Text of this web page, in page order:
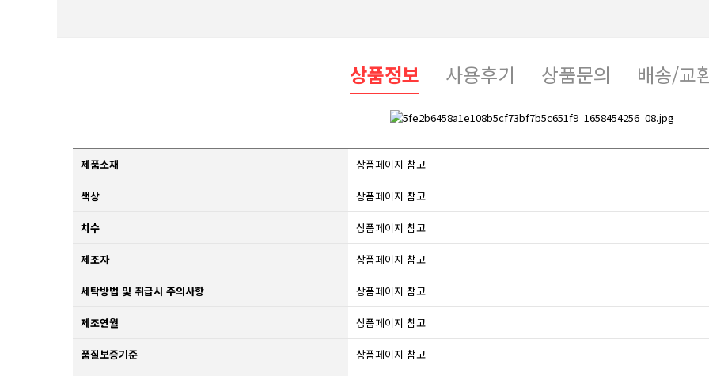
상품정보 사용후기 상품문의 배송/교
제품소재 상품페이지 참고
색상 상품페이지 참고
치수 상품페이지 참고
제조자 상품페이지 참고
세탁방법 및 취급시 주의사항 상품페이지 참고
제조연월 상품페이지 참고
품질보증기준 상품페이지 참고